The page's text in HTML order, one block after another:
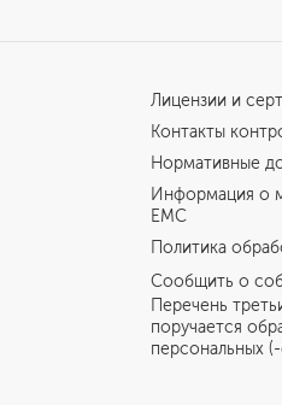
Лицензии и
Контакты
Нормативные
Информация о
EMC
Политика
Сообщить о
Перечень
поручается
персональных